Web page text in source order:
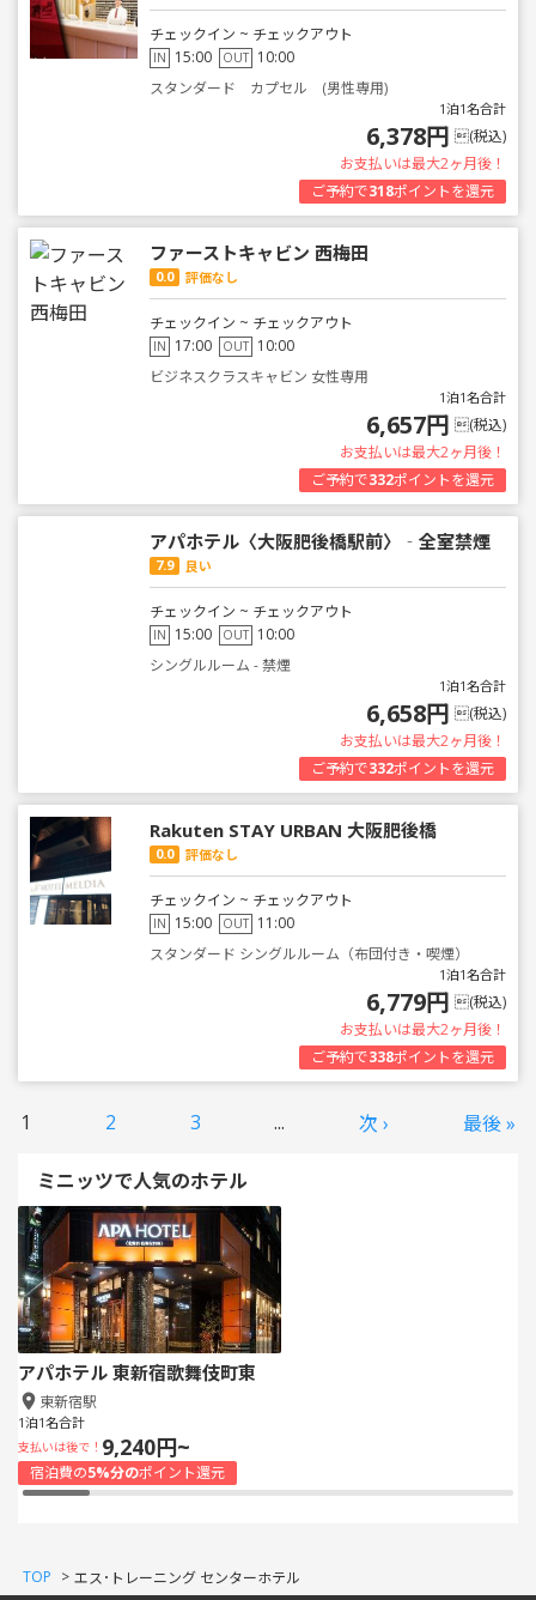
チェックイン ~ チェックアウト
IN 15:00 OUT 10:00
スタンダード カプセル (男性専用)
1泊1名合計
6,378円 (税込)
お支払いは最大2ヶ月後！
ご予約で318ポイントを還元
ファーストキャビン 西梅田
0.0 評価なし
チェックイン ~ チェックアウト
IN 17:00 OUT 10:00
ビジネスクラスキャビン 女性専用
1泊1名合計
6,657円 (税込)
お支払いは最大2ヶ月後！
ご予約で332ポイントを還元
アパホテル〈大阪肥後橋駅前〉‐全室禁煙
7.9 良い
チェックイン ~ チェックアウト
IN 15:00 OUT 10:00
シングルルーム - 禁煙
1泊1名合計
6,658円 (税込)
お支払いは最大2ヶ月後！
ご予約で332ポイントを還元
Rakuten STAY URBAN 大阪肥後橋
0.0 評価なし
チェックイン ~ チェックアウト
IN 15:00 OUT 11:00
スタンダード シングルルーム（布団付き・喫煙）
1泊1名合計
6,779円 (税込)
お支払いは最大2ヶ月後！
ご予約で338ポイントを還元
1 2 3 ... 次 › 最後 »
ミニッツで人気のホテル
アパホテル 東新宿歌舞伎町東
東新宿駅
1泊1名合計
支払いは後で！ 9,240円~
宿泊費の5%分のポイント還元
TOP > エス･トレーニング センターホテル